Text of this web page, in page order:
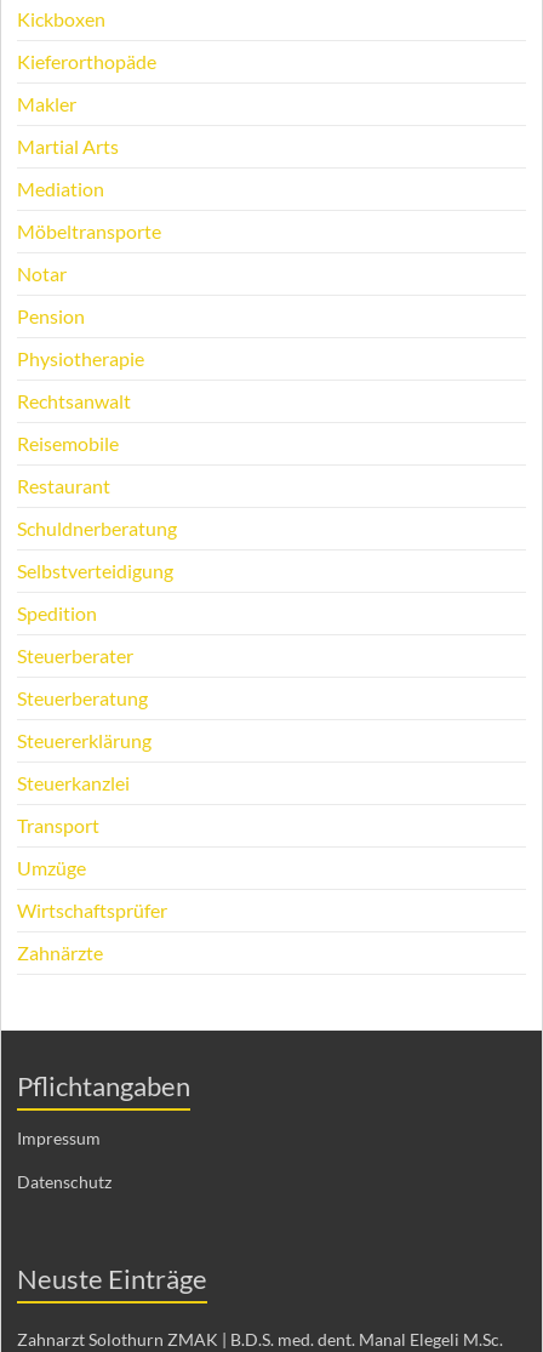
Kickboxen
Kieferorthopäde
Makler
Martial Arts
Mediation
Möbeltransporte
Notar
Pension
Physiotherapie
Rechtsanwalt
Reisemobile
Restaurant
Schuldnerberatung
Selbstverteidigung
Spedition
Steuerberater
Steuerberatung
Steuererklärung
Steuerkanzlei
Transport
Umzüge
Wirtschaftsprüfer
Zahnärzte
Pflichtangaben
Impressum
Datenschutz
Neuste Einträge
Zahnarzt Solothurn ZMAK | B.D.S. med. dent. Manal Elegeli M.Sc.